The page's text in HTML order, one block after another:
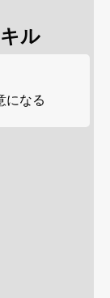
ル
になる